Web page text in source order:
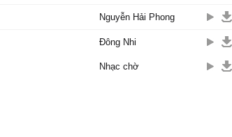
Nguyễn Hải Phong
Đông Nhi
Nhạc chờ